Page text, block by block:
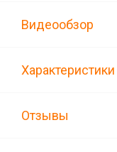
Видеообзор
Характеристики
Отзывы